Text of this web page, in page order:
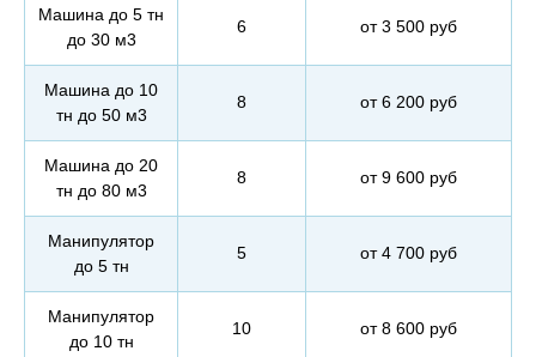
Машина до 5 тн
до 30 м3
6 от 3 500 руб
Машина до 10
тн до 50 м3
8 от 6 200 руб
Машина до 20
тн до 80 м3
8 от 9 600 руб
Манипулятор
до 5 тн
5 от 4 700 руб
Манипулятор
до 10 тн
10 от 8 600 руб